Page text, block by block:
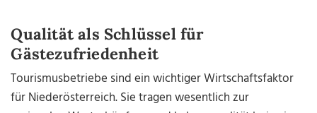
Qualität als Schlüssel für
Gästezufriedenheit
Tourismusbetriebe sind ein wichtiger Wirtschaftsfaktor
für Niederösterreich. Sie tragen wesentlich zur